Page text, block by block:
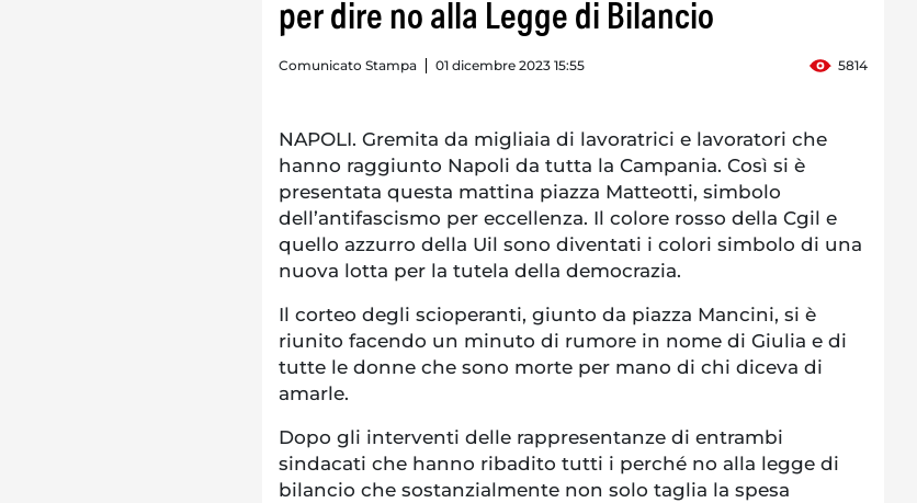
per dire no alla Legge di Bilancio
Comunicato Stampa 01 dicembre 2023 15:55 5814
NAPOLI. Gremita da migliaia di lavoratrici e lavoratori che
hanno raggiunto Napoli da tutta la Campania. Così si è
presentata questa mattina piazza Matteotti, simbolo
dell’antifascismo per eccellenza. Il colore rosso della Cgil e
quello azzurro della Uil sono diventati i colori simbolo di una
nuova lotta per la tutela della democrazia.
Il corteo degli scioperanti, giunto da piazza Mancini, si è
riunito facendo un minuto di rumore in nome di Giulia e di
tutte le donne che sono morte per mano di chi diceva di
amarle.
Dopo gli interventi delle rappresentanze di entrambi
sindacati che hanno ribadito tutti i perché no alla legge di
bilancio che sostanzialmente non solo taglia la spesa